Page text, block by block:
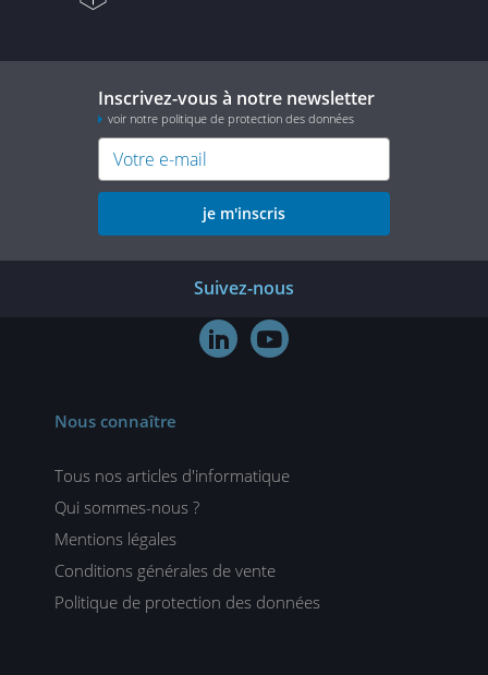
Inscrivez-vous à notre newsletter
voir notre politique de protection des données
je m'inscris
Suivez-nous
 
Nous connaître
Tous nos articles d'informatique
Qui sommes-nous ?
Mentions légales
Conditions générales de vente
Politique de protection des données